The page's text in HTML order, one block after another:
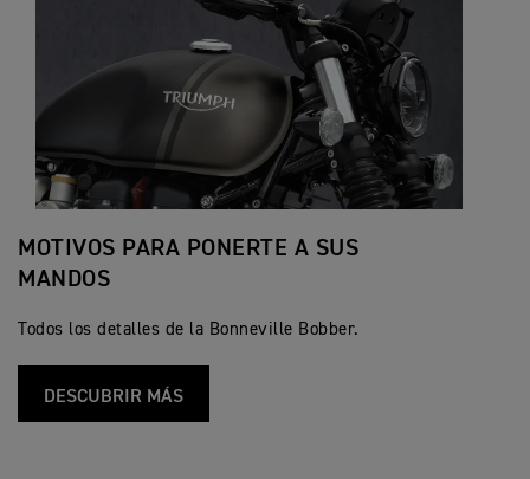
MOTIVOS PARA PONERTE A SUS
MANDOS
Todos los detalles de la Bonneville Bobber.
DESCUBRIR MÁS